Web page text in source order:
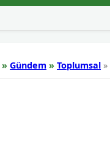
» Gündem » Toplumsal »